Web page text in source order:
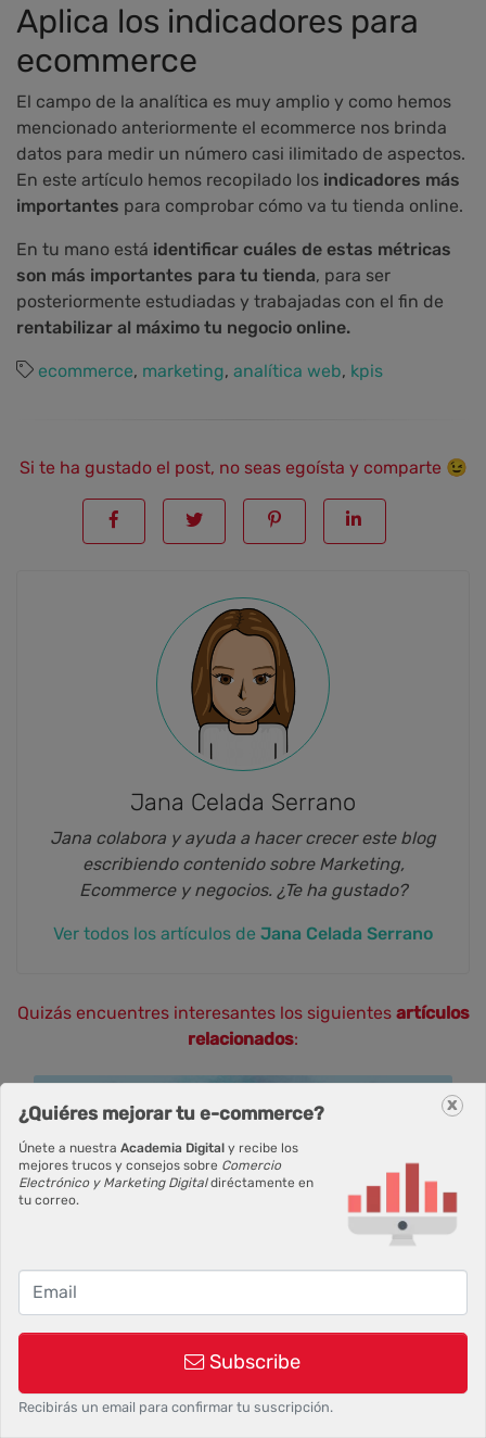
Aplica los indicadores para
ecommerce
El campo de la analítica es muy amplio y como hemos
mencionado anteriormente el ecommerce nos brinda
datos para medir un número casi ilimitado de aspectos.
En este artículo hemos recopilado los indicadores más
importantes para comprobar cómo va tu tienda online.
En tu mano está identificar cuáles de estas métricas
son más importantes para tu tienda, para ser
posteriormente estudiadas y trabajadas con el fin de
rentabilizar al máximo tu negocio online.
ecommerce, marketing, analítica web, kpis
Si te ha gustado el post, no seas egoísta y comparte 😉
Jana Celada Serrano
Jana colabora y ayuda a hacer crecer este blog
escribiendo contenido sobre Marketing,
Ecommerce y negocios. ¿Te ha gustado?
Ver todos los artículos de Jana Celada Serrano
Quizás encuentres interesantes los siguientes artículos
relacionados:
Ticket Medio, qué es, como calcularlo y
¿Quiéres mejorar tu e-commerce? x
Únete a nuestra Academia Digital y recibe los
mejores trucos y consejos sobre Comercio
Electrónico y Marketing Digitaldiréctamente en
tu correo.
Subscribe
Recibirás un email para confirmar tu suscripción.